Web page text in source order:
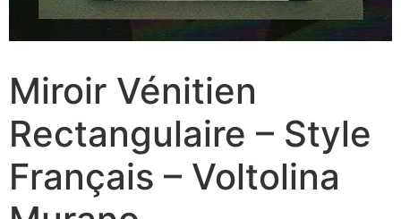
Miroir Vénitien
Rectangulaire – Style
Français – Voltolina